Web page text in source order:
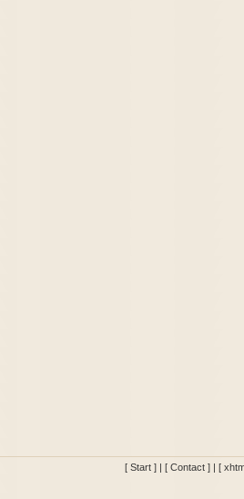
[ Start ] | [ Contact ] | [